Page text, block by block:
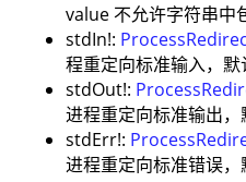
value 不允许字符串中
stdIn!:
程重定向标准输入，默
stdOut!:
进程重定向标准输出，
stdErr!:
进程重定向标准错误，